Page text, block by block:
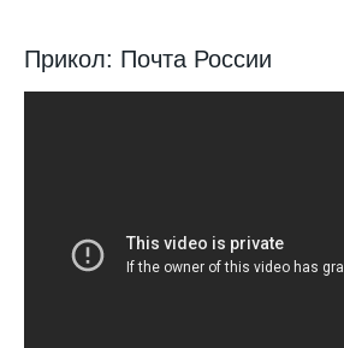
Прикол: Почта России